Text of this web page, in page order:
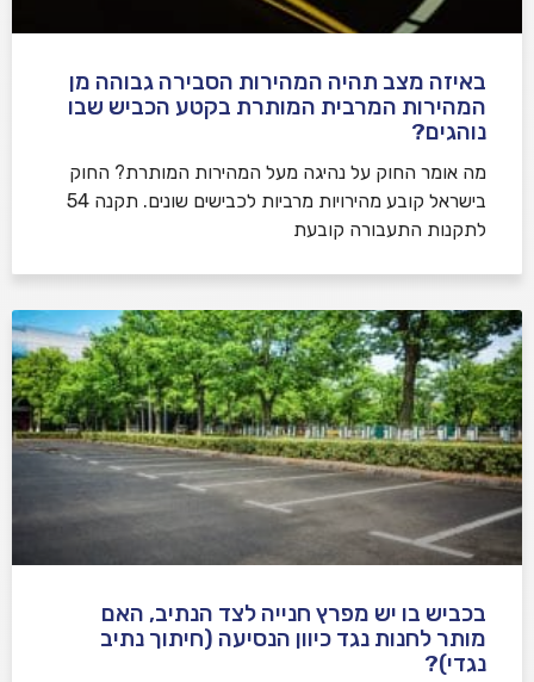
באיזה מצב תהיה המהירות הסבירה גבוהה מן
המהירות המרבית המותרת בקטע הכביש שבו
נוהגים?
​מה אומר החוק על נהיגה מעל המהירות המותרת? החוק
בישראל קובע מהירויות מרביות לכבישים שונים. תקנה 54
לתקנות התעבורה קובעת
בכביש בו יש מפרץ חנייה לצד הנתיב, האם
מותר לחנות נגד כיוון הנסיעה (חיתוך נתיב
נגדי)?